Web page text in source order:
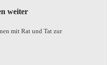
weiter
mit Rat und Tat zur